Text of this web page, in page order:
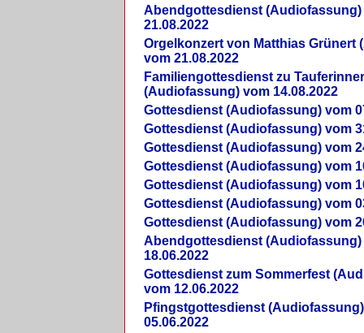
Abendgottesdienst (Audiofassung)
21.08.2022
Orgelkonzert von Matthias Grünert
vom 21.08.2022
Familiengottesdienst zu
(Audiofassung) vom 14.08.2022
Gottesdienst (Audiofassung) vom
Gottesdienst (Audiofassung) vom
Gottesdienst (Audiofassung) vom
Gottesdienst (Audiofassung) vom
Gottesdienst (Audiofassung) vom
Gottesdienst (Audiofassung) vom
Gottesdienst (Audiofassung) vom
Abendgottesdienst (Audiofassung)
18.06.2022
Gottesdienst zum Sommerfest
vom 12.06.2022
Pfingstgottesdienst
05.06.2022